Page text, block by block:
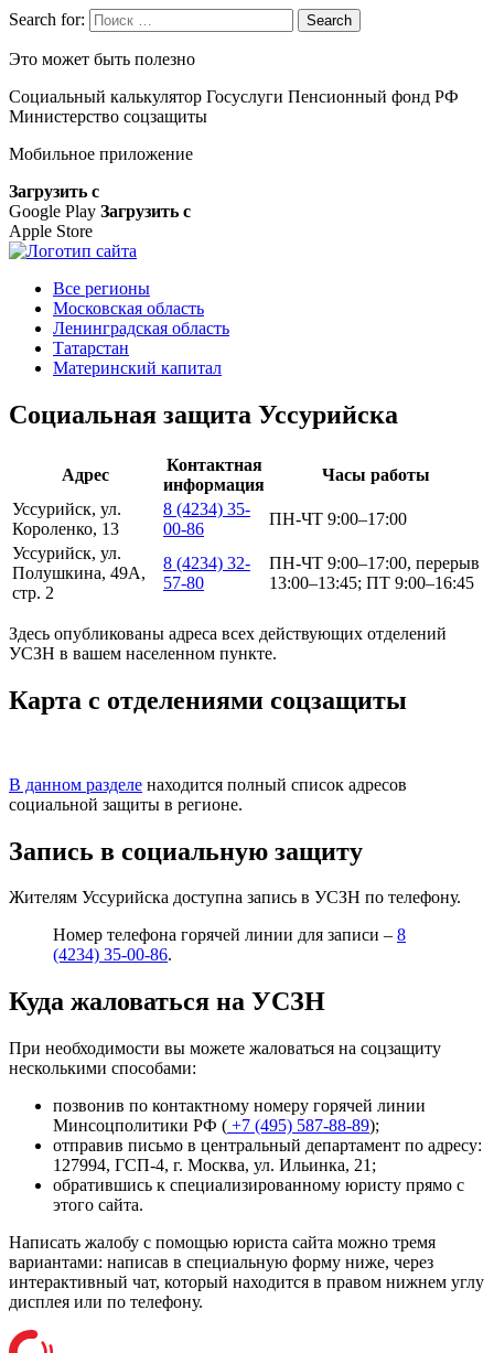
Search for: Search
Это может быть полезно
Социальный калькулятор Госуслуги Пенсионный фонд РФ
Министерство соцзащиты
Мобильное приложение
Загрузить с
Google Play Загрузить с
Apple Store
Все регионы
Московская область
Ленинградская область
Татарстан
Материнский капитал
Социальная защита Уссурийска
Адрес
Контактная
информация
Часы работы
Уссурийск, ул.
Короленко, 13
8 (4234) 35-
00-86
ПН-ЧТ 9:00–17:00
Уссурийск, ул.
Полушкина, 49А,
стр. 2
8 (4234) 32-
57-80
ПН-ЧТ 9:00–17:00, перерыв
13:00–13:45; ПТ 9:00–16:45
Здесь опубликованы адреса всех действующих отделений
УСЗН в вашем населенном пункте.
Карта с отделениями соцзащиты
В данном разделе находится полный список адресов
социальной защиты в регионе.
Запись в социальную защиту
Жителям Уссурийска доступна запись в УСЗН по телефону.
Номер телефона горячей линии для записи – 8
(4234) 35-00-86.
Куда жаловаться на УСЗН
При необходимости вы можете жаловаться на соцзащиту
несколькими способами:
позвонив по контактному номеру горячей линии
Минсоцполитики РФ ( +7 (495) 587-88-89);
отправив письмо в центральный департамент по адресу:
127994, ГСП-4, г. Москва, ул. Ильинка, 21 ;
обратившись к специализированному юристу прямо с
этого сайта.
Написать жалобу с помощью юриста сайта можно тремя
вариантами: написав в специальную форму ниже, через
интерактивный чат, который находится в правом нижнем углу
дисплея или по телефону.